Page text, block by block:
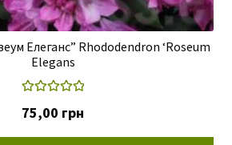
Елеганс” Rhododendron ‘Roseum
Elegans
5.00з 5
75,00 грн